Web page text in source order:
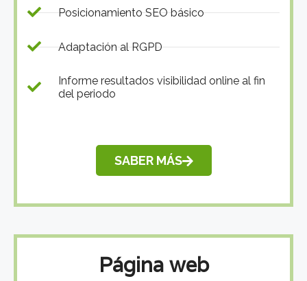
Posicionamiento SEO básico
Adaptación al RGPD
Informe resultados visibilidad online al fin
del periodo
SABER MÁS
Página web